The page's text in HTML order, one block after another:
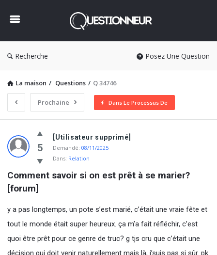
Recherche Posez Une Question
La maison / Questions / Q 34746
Prochaine Dans Le Processus De
Questionneur
Dernière
Questions
5
[Utilisateur supprimé]
Demandé: 08/11/2025
Dans: Relation
Comment savoir si on est prêt à se marier?
[forum]
y a pas longtemps, un pote s’est marié, c’était une vraie fête et
tout le monde était super heureux. ça m’a fait réfléchir, c’est
quoi être prêt pour ce genre de truc? g tjs cru que c’était une
décision qui doit venir naturellement mais là, j’suis pas si sûr. pk